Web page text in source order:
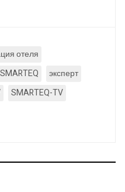
отеля
SMARTEQ
эксперт
SMARTEQ-TV